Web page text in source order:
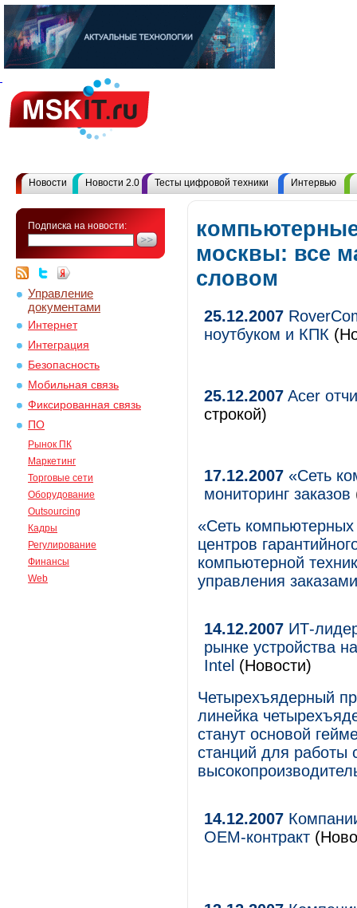
Новости Новости 2.0 Тесты цифровой техники Интервью
Подписка на новости:
Управление
документами
Интернет
Интеграция
Безопасность
Мобильная связь
Фиксированная связь
ПО
Рынок ПК
Маркетинг
Торговые сети
Оборудование
Outsourcing
Кадры
Регулирование
Финансы
Web
москвы: все
словом
25.12.2007
ноутбуком и КПК
25.12.2007 Acer
строкой)
17.12.2007 «Сеть
мониторинг заказов
«Сеть
центров
компьютерной
управления
14.12.2007 ИТ-
рынке устройства
Intel (Новости)
Четырехъядерный
линейка
станут основой
станций для работы
14.12.2007
OEM-контракт